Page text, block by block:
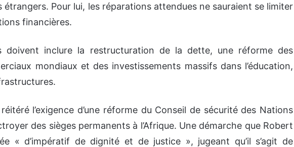
étrangers. Pour lui, les réparations attendues ne sauraient se limiter
financières.
doivent inclure la restructuration de la dette, une réforme des
mondiaux et des investissements massifs dans l’éducation,
l’exigence d’une réforme du Conseil de sécurité des Nations
des sièges permanents à l’Afrique. Une démarche que Robert
« d’impératif de dignité et de justice », jugeant qu’il s’agit de